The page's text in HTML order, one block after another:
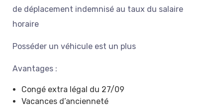
de déplacement indemnisé au taux du salaire
horaire
Posséder un véhicule est un plus
Avantages :
Congé extra légal du 27/09
Vacances d’ancienneté